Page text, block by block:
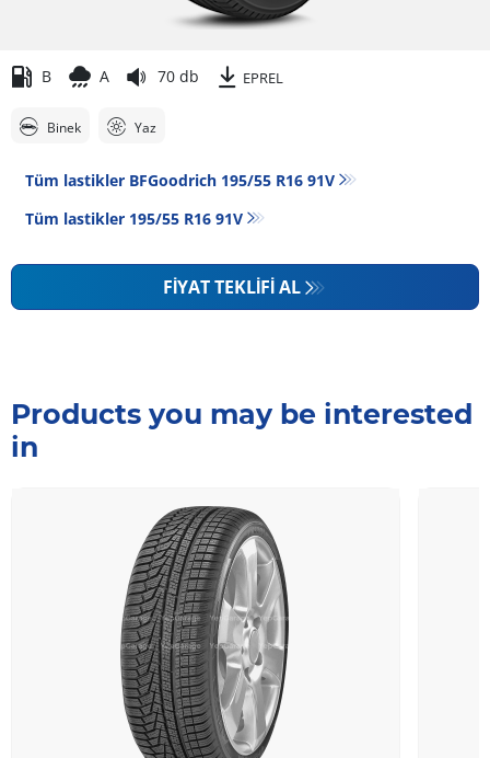
B A 70 db EPREL
Binek Yaz
Tüm lastikler BFGoodrich 195/55 R16 91V
Tüm lastikler‎ 195/55 R16 91V
FIYAT TEKLIFI AL
Products you may be interested
in